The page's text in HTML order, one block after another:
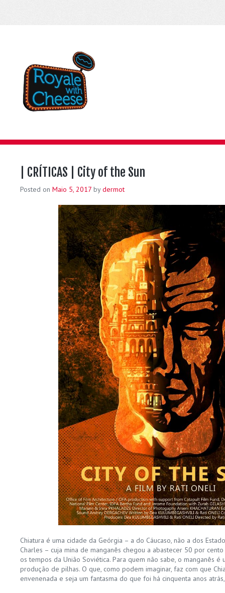
| CRÍTICAS | City of the Sun
Posted on Maio 5, 2017 bydermot
Chiatura é uma cidade da Geórgia – a do Cáucaso, não a dos
Charles – cuja mina de manganês chegou a abastecer 50 por
os tempos da União Soviética. Para quem não sabe, o manganês
produção de pilhas. O que, como podem imaginar, faz com que
envenenada e seja um fantasma do que foi há cinquenta anos